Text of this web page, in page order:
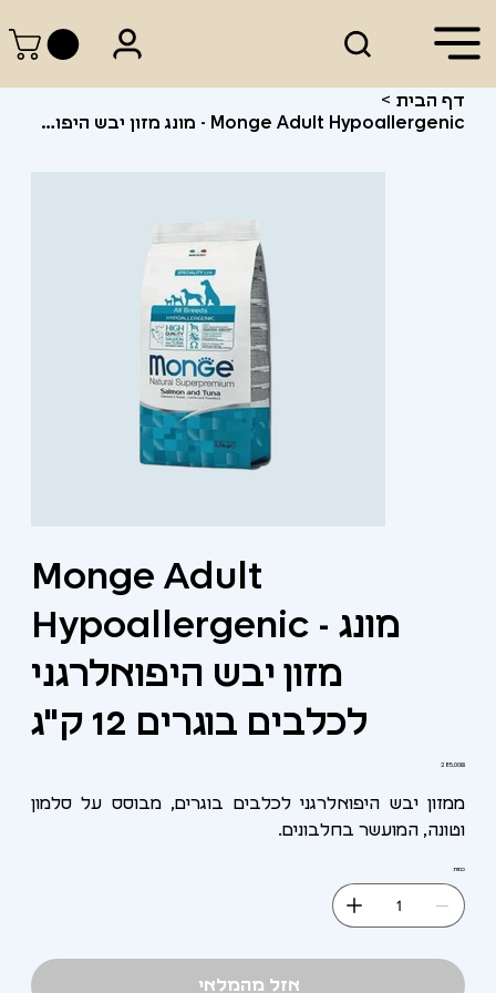
דף הבית >
Monge Adult Hypoallergenic - מונג מזון יבש היפואלרגני לכלבים בוגרים 12 ק"ג
Monge Adult
Hypoallergenic - מונג
מזון יבש היפואלרגני
לכלבים בוגרים 12 ק"ג
מחיר‏285.00 ‏₪
ממזון יבש היפואלרגני לכלבים בוגרים, מבוסס על סלמון
וטונה, המועשר בחלבונים.
כמות
אזל מהמלאי